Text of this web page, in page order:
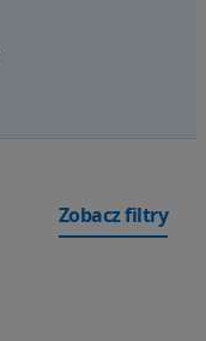
Zobacz filtry